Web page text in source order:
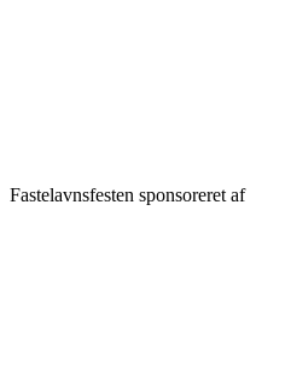
Fastelavnsfesten sponsoreret af